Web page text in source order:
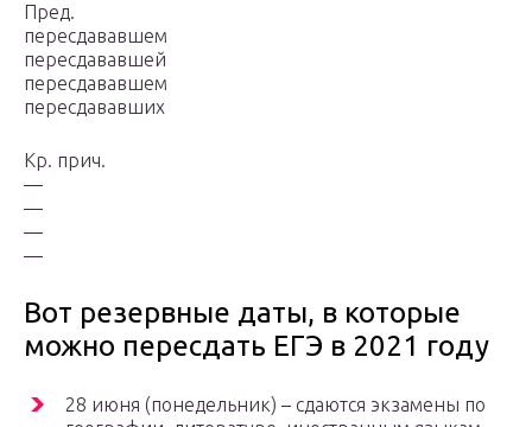
Пред.
пересдававшем
пересдававшей
пересдававшем
пересдававших
Кр. прич.
—
—
—
—
Вот резервные даты, в которые
можно пересдать ЕГЭ в 2021 году
28 июня (понедельник) – сдаются экзамены по